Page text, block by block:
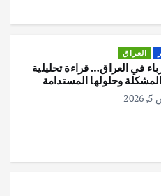
العراق
في العراق… قراءة تحليلية
وحلولها المستدامة